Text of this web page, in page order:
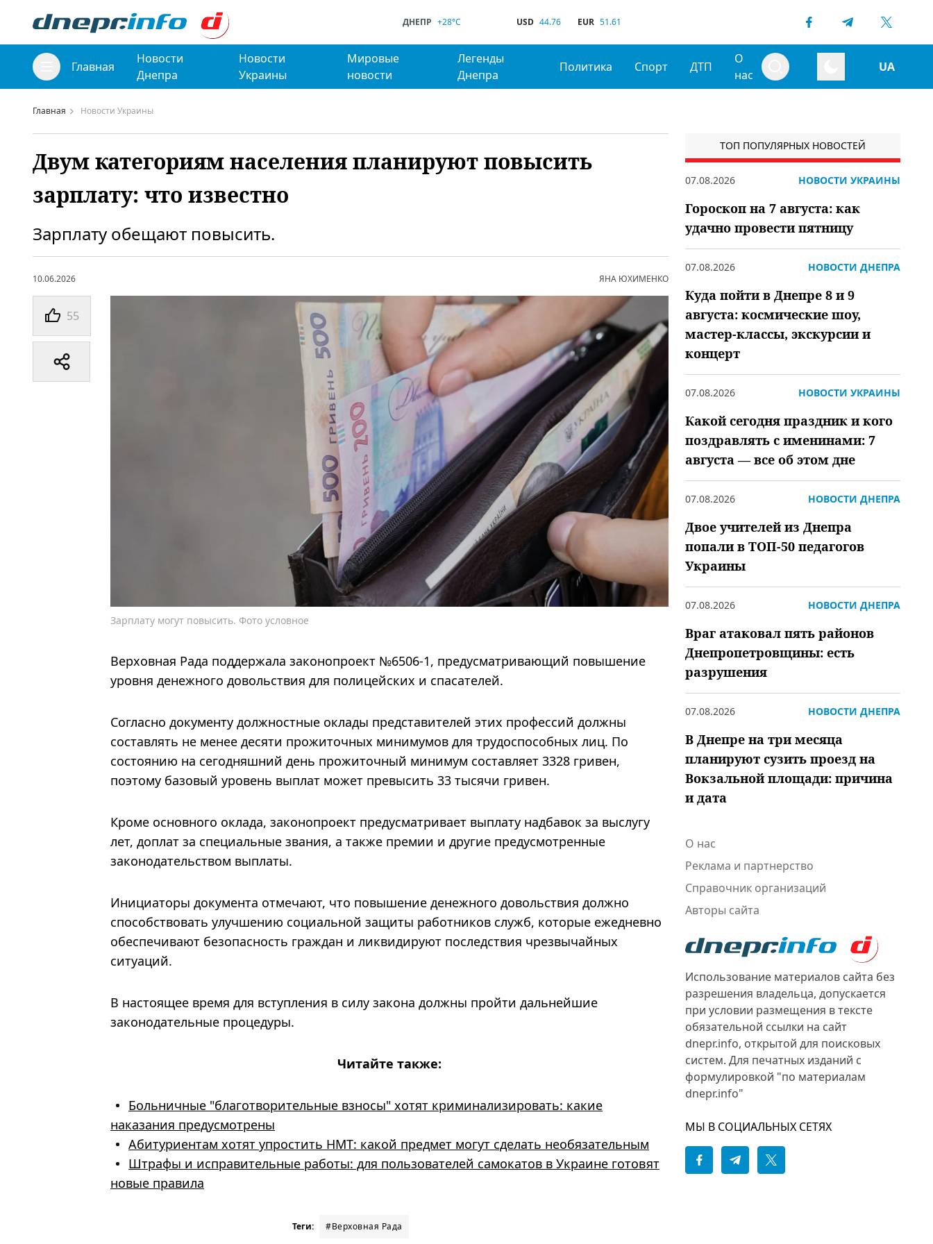
ДНЕПР +28°C USD 44.76 EUR 51.61
Главная
Новости
Днепра
Новости
Украины
Мировые
новости
Легенды
Днепра
Политика Спорт ДТП
О
нас
UA
Главная Новости Украины
Двум категориям населения планируют повысить
зарплату: что известно
Зарплату обещают повысить.
10.06.2026 ЯНА ЮХИМЕНКО
55
Зарплату могут повысить. Фото условное
Верховная Рада поддержала законопроект №6506-1, предусматривающий повышение
уровня денежного довольствия для полицейских и спасателей.
Согласно документу должностные оклады представителей этих профессий должны
составлять не менее десяти прожиточных минимумов для трудоспособных лиц. По
состоянию на сегодняшний день прожиточный минимум составляет 3328 гривен,
поэтому базовый уровень выплат может превысить 33 тысячи гривен.
Кроме основного оклада, законопроект предусматривает выплату надбавок за выслугу
лет, доплат за специальные звания, а также премии и другие предусмотренные
законодательством выплаты.
Инициаторы документа отмечают, что повышение денежного довольствия должно
способствовать улучшению социальной защиты работников служб, которые ежедневно
обеспечивают безопасность граждан и ликвидируют последствия чрезвычайных
ситуаций.
В настоящее время для вступления в силу закона должны пройти дальнейшие
законодательные процедуры.
Читайте также:
Больничные "благотворительные взносы" хотят криминализировать: какие
наказания предусмотрены
Абитуриентам хотят упростить НМТ: какой предмет могут сделать необязательным
Штрафы и исправительные работы: для пользователей самокатов в Украине готовят
новые правила
Теги: #Верховная Рада
ТОП ПОПУЛЯРНЫХ НОВОСТЕЙ
07.08.2026 НОВОСТИ УКРАИНЫ
Гороскоп на 7 августа: как
удачно провести пятницу
07.08.2026 НОВОСТИ ДНЕПРА
Куда пойти в Днепре 8 и 9
августа: космические шоу,
мастер-классы, экскурсии и
концерт
07.08.2026 НОВОСТИ УКРАИНЫ
Какой сегодня праздник и кого
поздравлять с именинами: 7
августа — все об этом дне
07.08.2026 НОВОСТИ ДНЕПРА
Двое учителей из Днепра
попали в ТОП-50 педагогов
Украины
07.08.2026 НОВОСТИ ДНЕПРА
Враг атаковал пять районов
Днепропетровщины: есть
разрушения
07.08.2026 НОВОСТИ ДНЕПРА
В Днепре на три месяца
планируют сузить проезд на
Вокзальной площади: причина
и дата
О нас
Реклама и партнерство
Справочник организаций
Авторы сайта
Использование материалов сайта без
разрешения владельца, допускается
при условии размещения в тексте
обязательной ссылки на сайт
dnepr.info, открытой для поисковых
систем. Для печатных изданий с
формулировкой "по материалам
dnepr.info"
МЫ В СОЦИАЛЬНЫХ СЕТЯХ